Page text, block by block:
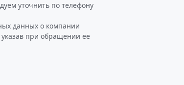
уточнить по телефону
данных о компании
при обращении ее